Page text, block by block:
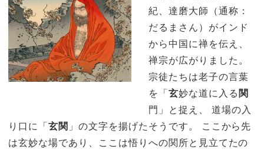
紀、達磨大師（通称：
だるまさん）がインド
から中国に禅を伝え、
禅宗が広がりました。
宗徒たちは老子の言葉
を「玄妙な道に入る 関
門」と捉え、 道場の入
り口に「玄関 」の文字を揚げたそうです。 ここから先
は玄妙な場であり、ここは悟りへの関所と見立てたの